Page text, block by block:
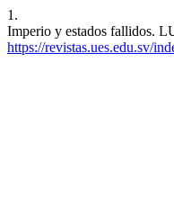
1.
Imperio y estados fallidos.
https://revistas.ues.edu.sv/